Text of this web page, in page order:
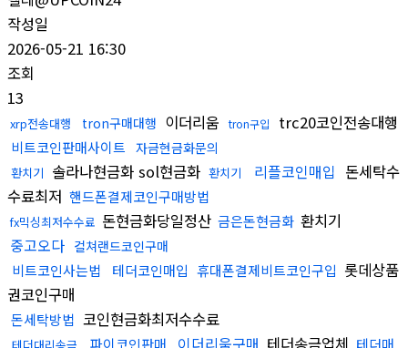
작성일
2026-05-21 16:30
조회
13
xrp전송대행 tron구매대행 이더리움 tron구입 trc20코인전송대행
비트코인판매사이트 자금현금화문의
환치기 솔라나현금화 sol현금화 환치기 리플코인매입 돈세탁수
수료최저 핸드폰결제코인구매방법
fx믹싱최저수수료 돈현금화당일정산 금은돈현금화 환치기
중고오다 컬쳐랜드코인구매
비트코인사는법 테더코인매입 휴대폰결제비트코인구입 롯데상품
권코인구매
돈세탁방법 코인현금화최저수수료
파이코인판매 이더리움구매 테더송금업체 테더매